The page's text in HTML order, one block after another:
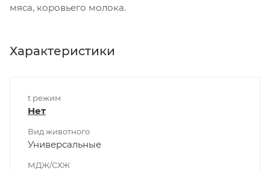
мяса, коровьего молока.
Характеристики
t режим
Нет
Вид животного
Универсальные
МДЖ/СХЖ